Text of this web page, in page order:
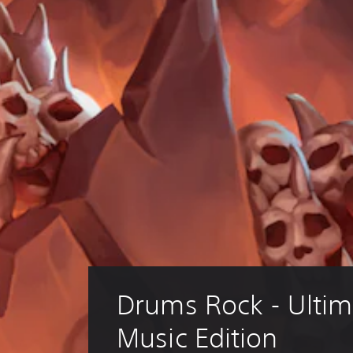
Drums Rock -
Music Edition